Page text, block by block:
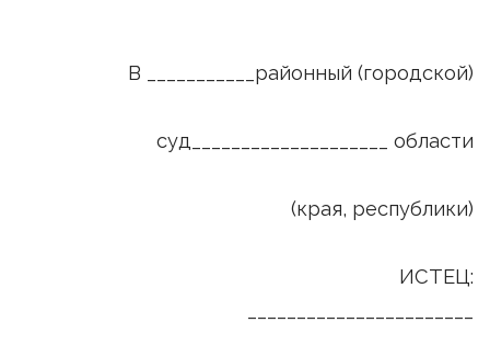
В ___________районный (городской)
суд____________________ области
(края, республики)
ИСТЕЦ: